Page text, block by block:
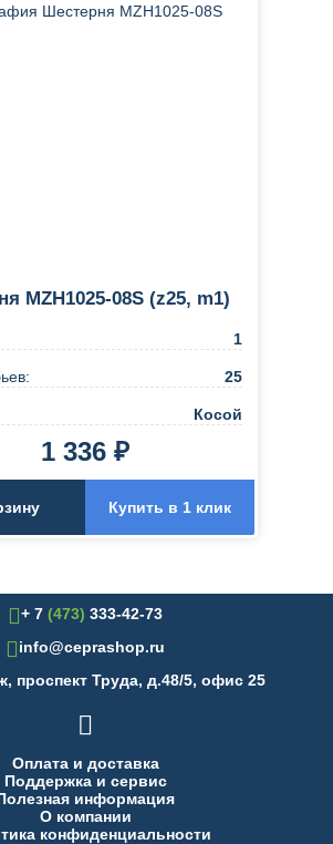
MZH1025-08S (z25, m1)
1
25
Косой
1 336 ₽
Купить в 1 клик
+ 7 (473) 333-42-73
info@ceprashop.ru
проспект Труда, д.48/5, офис 25

Оплата и доставка
Поддержка и сервис
информация
О компании
конфиденциальности